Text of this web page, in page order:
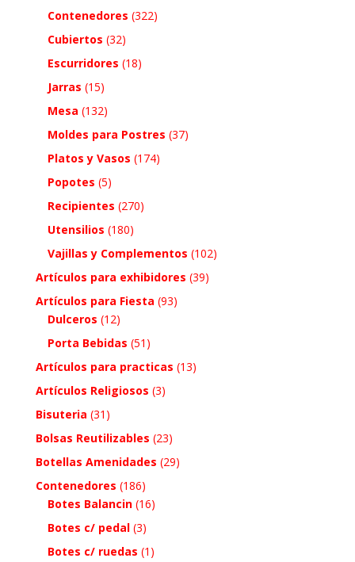
Contenedores (322)
Cubiertos (32)
Escurridores (18)
Jarras (15)
Mesa (132)
Moldes para Postres (37)
Platos y Vasos (174)
Popotes (5)
Recipientes (270)
Utensilios (180)
Vajillas y Complementos (102)
Artículos para exhibidores (39)
Artículos para Fiesta (93)
Dulceros (12)
Porta Bebidas (51)
Artículos para practicas (13)
Artículos Religiosos (3)
Bisuteria (31)
Bolsas Reutilizables (23)
Botellas Amenidades (29)
Contenedores (186)
Botes Balancin (16)
Botes c/ pedal (3)
Botes c/ ruedas (1)